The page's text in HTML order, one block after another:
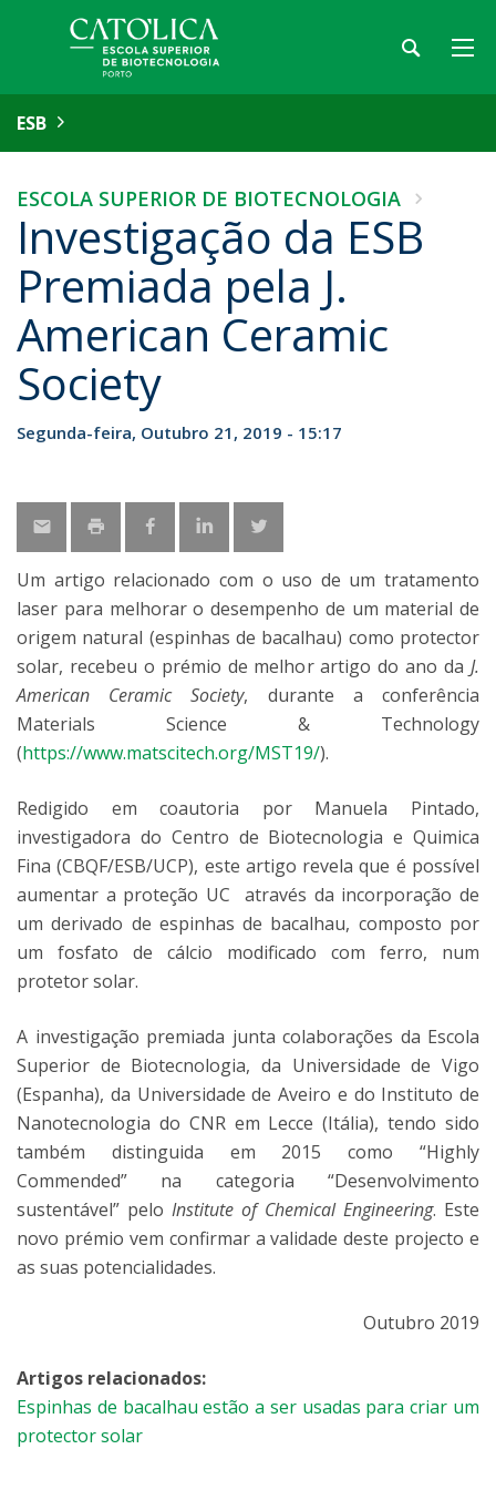
ESB
ESCOLA SUPERIOR DE BIOTECNOLOGIA
Investigação da ESB
Premiada pela J.
American Ceramic
Society
Segunda-feira, Outubro 21, 2019 - 15:17
Um artigo relacionado com o uso de um tratamento
laser para melhorar o desempenho de um material de
origem natural (espinhas de bacalhau) como protector
solar, recebeu o prémio de melhor artigo do ano da J.
American Ceramic Society, durante a conferência
Materials Science & Technology
(https://www.matscitech.org/MST19/).
Redigido em coautoria por Manuela Pintado,
investigadora do Centro de Biotecnologia e Quimica
Fina (CBQF/ESB/UCP), este artigo revela que é possível
aumentar a proteção UC através da incorporação de
um derivado de espinhas de bacalhau, composto por
um fosfato de cálcio modificado com ferro, num
protetor solar.
A investigação premiada junta colaborações da Escola
Superior de Biotecnologia, da Universidade de Vigo
(Espanha), da Universidade de Aveiro e do Instituto de
Nanotecnologia do CNR em Lecce (Itália), tendo sido
também distinguida em 2015 como “Highly
Commended” na categoria “Desenvolvimento
sustentável” pelo Institute of Chemical Engineering. Este
novo prémio vem confirmar a validade deste projecto e
as suas potencialidades.
Outubro 2019
Artigos relacionados:
Espinhas de bacalhau estão a ser usadas para criar um
protector solar